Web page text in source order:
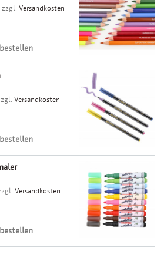
zzgl. Versandkosten
Versandkosten
Versandkosten